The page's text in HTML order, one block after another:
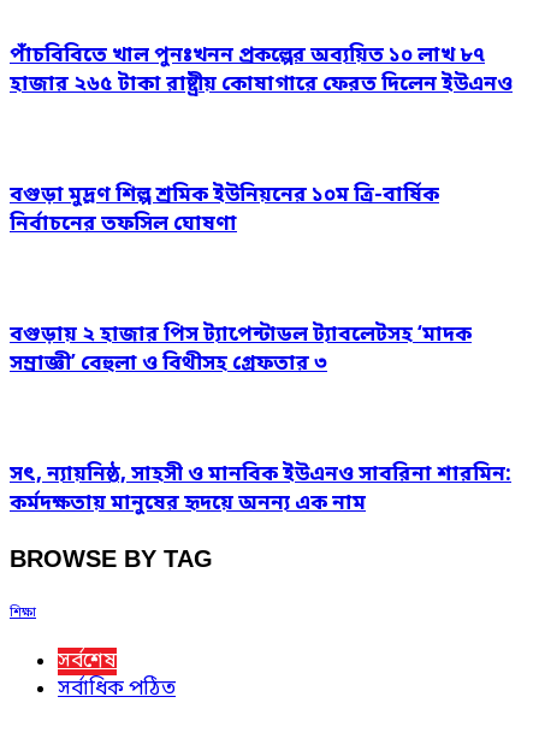
পাঁচবিবিতে খাল পুনঃখনন প্রকল্পের অব্যয়িত ১০ লাখ ৮৭
হাজার ২৬৫ টাকা রাষ্ট্রীয় কোষাগারে ফেরত দিলেন ইউএনও
বগুড়া মুদ্রণ শিল্প শ্রমিক ইউনিয়নের ১০ম ত্রি-বার্ষিক
নির্বাচনের তফসিল ঘোষণা
বগুড়ায় ২ হাজার পিস ট্যাপেন্টাডল ট্যাবলেটসহ ‘মাদক
সম্রাজ্ঞী’ বেহুলা ও বিথীসহ গ্রেফতার ৩
সৎ, ন্যায়নিষ্ঠ, সাহসী ও মানবিক ইউএনও সাবরিনা শারমিন:
কর্মদক্ষতায় মানুষের হৃদয়ে অনন্য এক নাম
BROWSE BY TAG
শিক্ষা
সর্বশেষ
সর্বাধিক পঠিত